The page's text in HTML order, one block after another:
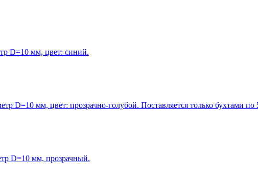
D=10 мм, цвет: синий.
D=10 мм, цвет: прозрачно-голубой. Поставляется только бухтами по
D=10 мм, прозрачный.